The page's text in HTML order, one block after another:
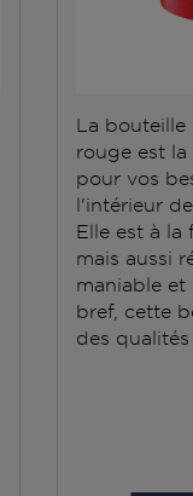
La bouteille
rouge est la
pour vos
l'intérieur
Elle est à la
mais aussi
maniable et
bref, cette
des qualités